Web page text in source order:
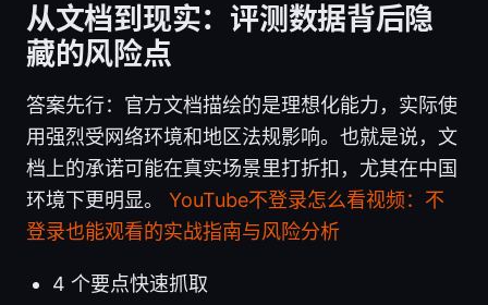
从文档到现实：评测数据背后隐
藏的风险点
答案先行：官方文档描绘的是理想化能力，实际使
用强烈受网络环境和地区法规影响。也就是说，文
档上的承诺可能在真实场景里打折扣，尤其在中国
环境下更明显。 YouTube不登录怎么看视频：不
登录也能观看的实战指南与风险分析
4 个要点快速抓取